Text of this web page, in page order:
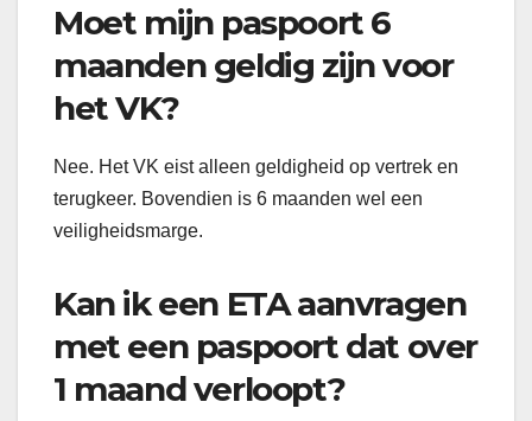
Moet mijn paspoort 6
maanden geldig zijn voor
het VK?
Nee. Het VK eist alleen geldigheid op vertrek en
terugkeer. Bovendien is 6 maanden wel een
veiligheidsmarge.
Kan ik een ETA aanvragen
met een paspoort dat over
1 maand verloopt?